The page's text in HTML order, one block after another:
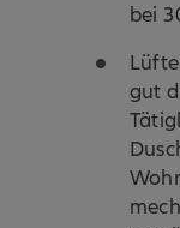
bei
gut